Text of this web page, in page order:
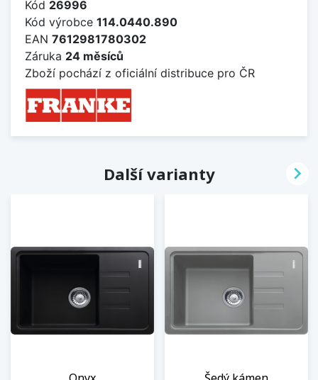
Kód 26996
Kód výrobce 114.0440.890
EAN 7612981780302
Záruka 24 měsíců
Zboží pochází z oficiální distribuce pro ČR
Další varianty 